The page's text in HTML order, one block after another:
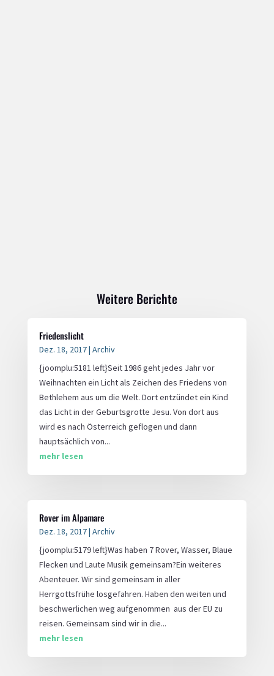
Weitere Berichte
Friedenslicht
Dez. 18, 2017| Archiv
{joomplu:5181 left}Seit 1986 geht jedes Jahr vor
Weihnachten ein Licht als Zeichen des Friedens von
Bethlehem aus um die Welt. Dort entzündet ein Kind
das Licht in der Geburtsgrotte Jesu. Von dort aus
wird es nach Österreich geflogen und dann
hauptsächlich von...
mehr lesen
Rover im Alpamare
Dez. 18, 2017| Archiv
{joomplu:5179 left}Was haben 7 Rover, Wasser, Blaue
Flecken und Laute Musik gemeinsam?Ein weiteres
Abenteuer. Wir sind gemeinsam in aller
Herrgottsfrühe losgefahren. Haben den weiten und
beschwerlichen weg aufgenommen aus der EU zu
reisen. Gemeinsam sind wir in die...
mehr lesen